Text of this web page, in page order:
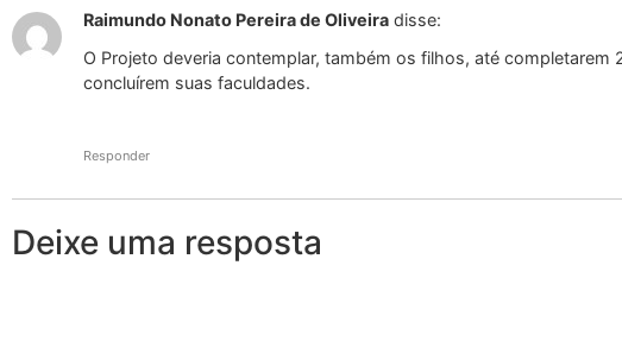
Raimundo Nonato Pereira de Oliveira disse:
O Projeto deveria contemplar, também os filhos, até completarem
concluírem suas faculdades.
Responder
Deixe uma resposta